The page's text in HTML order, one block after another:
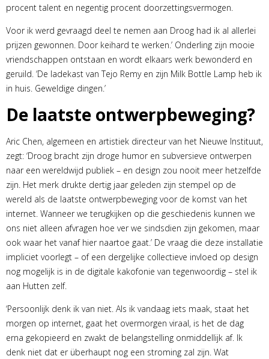
procent talent en negentig procent doorzettingsvermogen.
Voor ik werd gevraagd deel te nemen aan Droog had ik al allerlei
prijzen gewonnen. Door keihard te werken.’ Onderling zijn mooie
vriendschappen ontstaan en wordt elkaars werk bewonderd en
geruild. ‘De ladekast van Tejo Remy en zijn Milk Bottle Lamp heb ik
in huis. Geweldige dingen.’
De laatste ontwerpbeweging?
Aric Chen, algemeen en artistiek directeur van het Nieuwe Instituut,
zegt: ‘Droog bracht zijn droge humor en subversieve ontwerpen
naar een wereldwijd publiek – en design zou nooit meer hetzelfde
zijn. Het merk drukte dertig jaar geleden zijn stempel op de
wereld als de laatste ontwerpbeweging voor de komst van het
internet. Wanneer we terugkijken op die geschiedenis kunnen we
ons niet alleen afvragen hoe ver we sindsdien zijn gekomen, maar
ook waar het vanaf hier naartoe gaat.’ De vraag die deze installatie
impliciet voorlegt – of een dergelijke collectieve invloed op design
nog mogelijk is in de digitale kakofonie van tegenwoordig – stel ik
aan Hutten zelf.
‘Persoonlijk denk ik van niet. Als ik vandaag iets maak, staat het
morgen op internet, gaat het overmorgen viraal, is het de dag
erna gekopieerd en zwakt de belangstelling onmiddellijk af. Ik
denk niet dat er überhaupt nog een stroming zal zijn. Wat